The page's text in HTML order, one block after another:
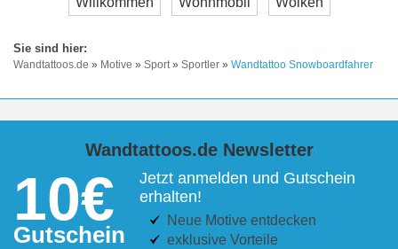
Wandtattoos.de » Motive » Sport » Sportler » Wandtattoo Snowboardfahrer
Wandtattoos.de Newsletter
10€
Gutschein
Jetzt anmelden und Gutschein
erhalten!
Neue Motive entdecken
exklusive Vorteile